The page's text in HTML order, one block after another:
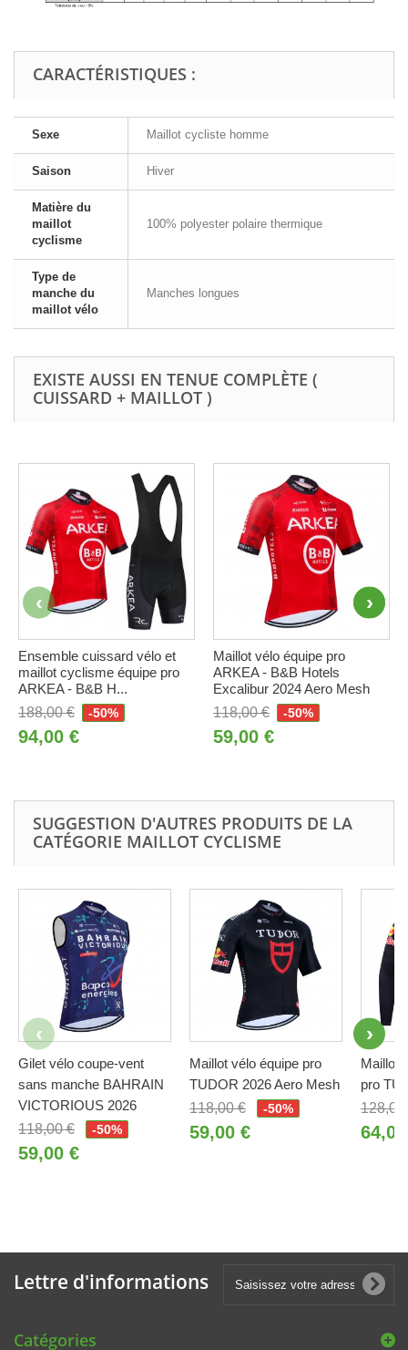
CARACTÉRISTIQUES :
Sexe Maillot cycliste homme
Saison Hiver
Matière du
maillot
cyclisme
100% polyester polaire thermique
Type de
manche du
maillot vélo
Manches longues
EXISTE AUSSI EN TENUE COMPLÈTE (
CUISSARD + MAILLOT )
Ensemble cuissard vélo et
maillot cyclisme équipe pro
ARKEA - B&B H...
188,00 €
-50%
94,00 €
Maillot vélo équipe pro
ARKEA - B&B Hotels
Excalibur 2024 Aero Mesh
118,00 €
-50%
59,00 €
SUGGESTION D'AUTRES PRODUITS DE LA
CATÉGORIE MAILLOT CYCLISME
Gilet vélo coupe-vent
sans manche BAHRAIN
VICTORIOUS 2026
118,00 €
-50%
59,00 €
Maillot vélo équipe pro
TUDOR 2026 Aero Mesh
118,00 €
-50%
59,00 €
Maillot
pro
128,00
Lettre d'informations
Catégories